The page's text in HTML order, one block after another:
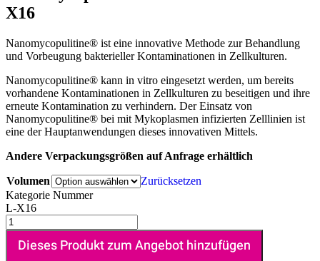
X16
Nanomycopulitine® ist eine innovative Methode zur Behandlung
und Vorbeugung bakterieller Kontaminationen in Zellkulturen.
Nanomycopulitine® kann in vitro eingesetzt werden, um bereits
vorhandene Kontaminationen in Zellkulturen zu beseitigen und ihre
erneute Kontamination zu verhindern. Der Einsatz von
Nanomycopulitine® bei mit Mykoplasmen infizierten Zelllinien ist
eine der Hauptanwendungen dieses innovativen Mittels.
Andere Verpackungsgrößen auf Anfrage erhältlich
Volumen
Zurücksetzen
Kategorie Nummer
L-X16
Dieses Produkt zum Angebot hinzufügen